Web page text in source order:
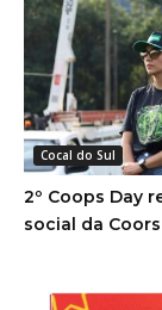
Cocal do Sul
2º Coops Day
social da